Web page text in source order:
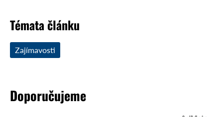
Témata článku
Zajímavosti
Doporučujeme